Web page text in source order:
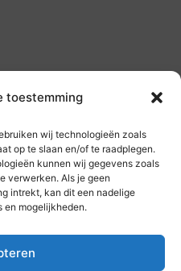
toestemming
wij technologieën zoals
op te slaan en/of te raadplegen.
kunnen wij gegevens zoals
verwerken. Als je geen
intrekt, kan dit een nadelige
en mogelijkheden.
Social Media